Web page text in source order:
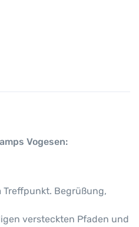
Vogesen:
Treffpunkt. Begrüßung,
versteckten Pfaden und